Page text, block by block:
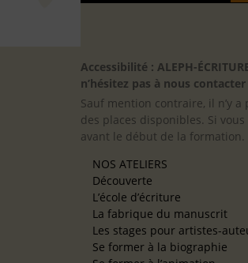
Accessibilité : ALEPH-
n’hésitez pas à nous
Sauf mention contraire, il n’y
des places disponibles. Si
avant le début de la formation.
NOS ATELIERS
Découverte
L’école d’écriture
La fabrique du manuscrit
Les stages pour artistes-
Se former à la biographie